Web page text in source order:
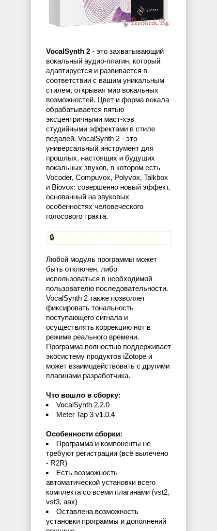
VocalSynth 2 - это захватывающий
вокальный аудио-плагин, который
адаптируется и развивается в
соответствии с вашим уникальным
стилем, открывая мир вокальных
возможностей. Цвет и форма вокала
обрабатывается пятью
эксцентричными маст-хэв
студийными эффектами в стиле
педалей. VocalSynth 2 - это
универсальный инструмент для
прошлых, настоящих и будущих
вокальных звуков, в котором есть
Vocoder, Compuvox, Polyvox, Talkbox
и Biovox: совершенно новый эффект,
основанный на звуковых
особенностях человеческого
голосового тракта.
🔒
Любой модуль программы может
быть отключен, либо
использоваться в необходимой
пользователю последовательности.
VocalSynth 2 также позволяет
фиксировать тональность
поступающего сигнала и
осуществлять коррекцию нот в
режиме реального времени.
Программа полностью поддерживает
экосистему продуктов iZotope и
может взаимодействовать с другими
плагинами разработчика.
Что вошло в сборку:
VocalSynth 2.2.0
Meter Tap 3 v1.0.4
Особенности сборки:
Программа и компоненты не
требуют регистрации (всё вылечено
- R2R)
Есть возможность
автоматической установки всего
комплекта со всеми плагинами (vst2,
vst3, aax)
Оставлена возможность
установки программы и дополнений